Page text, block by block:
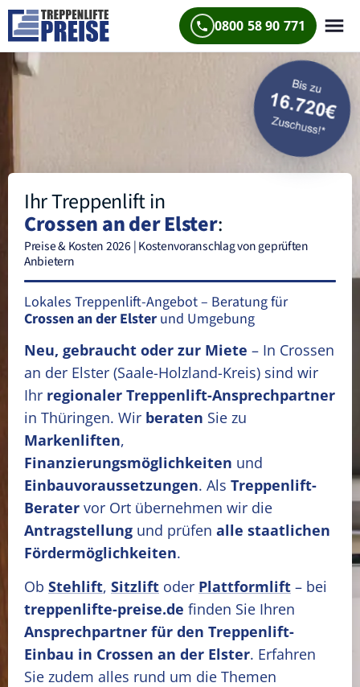
0800 58 90 771
Ihr Treppenlift in
Crossen an der Elster:
Preise & Kosten 2026 | Kostenvoranschlag von geprüften
Anbietern
Lokales Treppenlift-Angebot – Beratung für
Crossen an der Elster und Umgebung
Neu, gebraucht oder zur Miete – In Crossen
an der Elster (Saale-Holzland-Kreis) sind wir
Ihr regionaler Treppenlift-Ansprechpartner
in Thüringen. Wir beraten Sie zu
Markenliften,
Finanzierungsmöglichkeiten und
Einbauvoraussetzungen. Als Treppenlift-
Berater vor Ort übernehmen wir die
Antragstellung und prüfen alle staatlichen
Fördermöglichkeiten.
Ob Stehlift, Sitzlift oder Plattformlift – bei
treppenlifte-preise.de finden Sie Ihren
Ansprechpartner für den Treppenlift-
Einbau in Crossen an der Elster. Erfahren
Sie zudem alles rund um die Themen